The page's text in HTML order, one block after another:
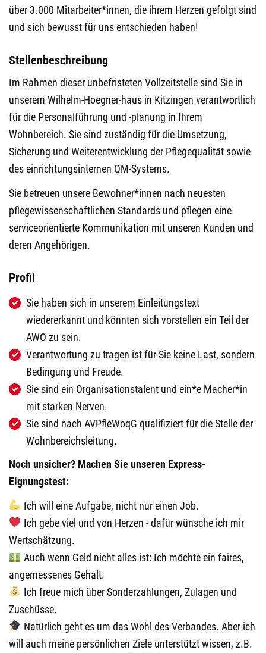
über 3.000 Mitarbeiter*innen, die ihrem Herzen gefolgt sind
und sich bewusst für uns entschieden haben!
Stellenbeschreibung
Im Rahmen dieser unbefristeten Vollzeitstelle sind Sie in
unserem Wilhelm-Hoegner-haus in Kitzingen verantwortlich
für die Personalführung und -planung in Ihrem
Wohnbereich. Sie sind zuständig für die Umsetzung,
Sicherung und Weiterentwicklung der Pflegequalität sowie
des einrichtungsinternen QM-Systems.
Sie betreuen unsere Bewohner*innen nach neuesten
pflegewissenschaftlichen Standards und pflegen eine
serviceorientierte Kommunikation mit unseren Kunden und
deren Angehörigen.
Profil
Sie haben sich in unserem Einleitungstext
wiedererkannt und könnten sich vorstellen ein Teil der
AWO zu sein.
Verantwortung zu tragen ist für Sie keine Last, sondern
Bedingung und Freude.
Sie sind ein Organisationstalent und ein*e Macher*in
mit starken Nerven.
Sie sind nach AVPfleWoqG qualifiziert für die Stelle der
Wohnbereichsleitung.
Noch unsicher? Machen Sie unseren Express-
Eignungstest:
Ich will eine Aufgabe, nicht nur einen Job.
️ Ich gebe viel und von Herzen - dafür wünsche ich mir
Wertschätzung.
Auch wenn Geld nicht alles ist: Ich möchte ein faires,
angemessenes Gehalt.
Ich freue mich über Sonderzahlungen, Zulagen und
Zuschüsse.
Natürlich geht es um das Wohl des Verbandes. Aber ich
will auch meine persönlichen Ziele unterstützt wissen, z.B.